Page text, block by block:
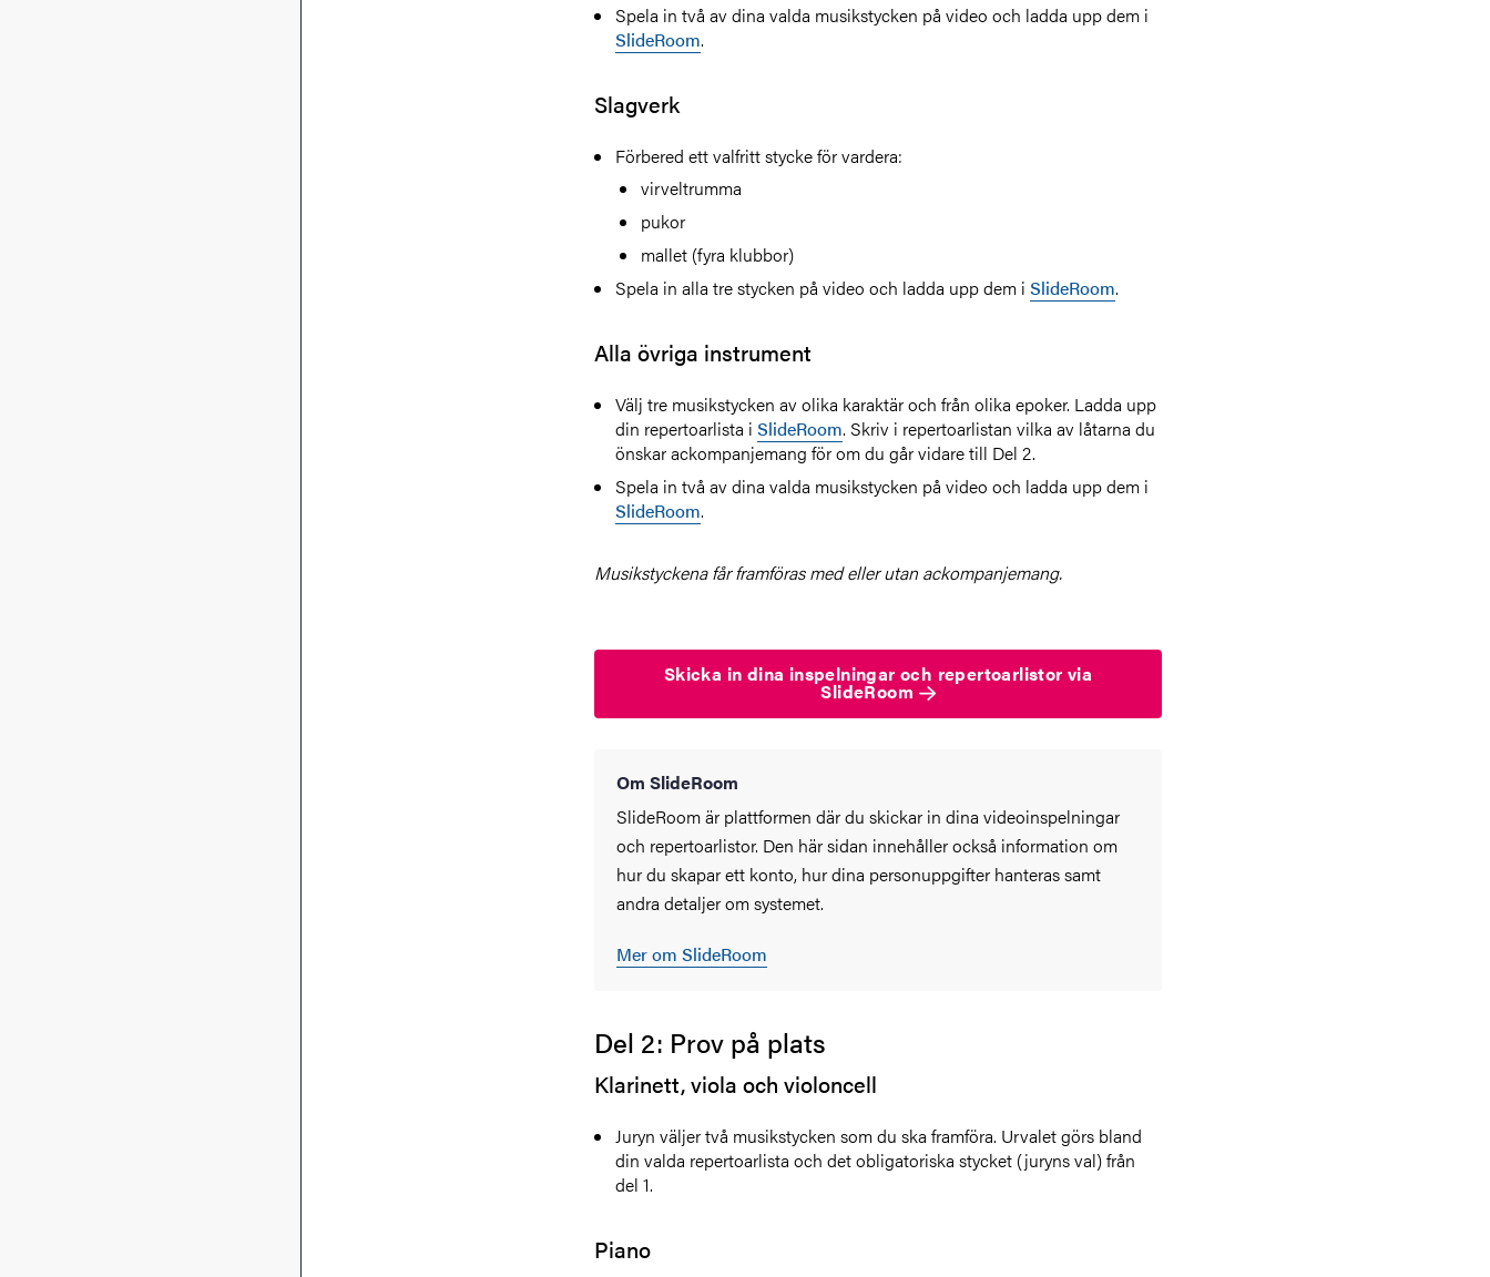
Spela in två av dina valda musikstycken på video och ladda upp dem i
SlideRoom.
Slagverk
Förbered ett valfritt stycke för vardera:
virveltrumma
pukor
mallet (fyra klubbor)
Spela in alla tre stycken på video och ladda upp dem iSlideRoom.
Alla övriga instrument
Välj tre musikstycken av olika karaktär och från olika epoker. Ladda upp
din repertoarlista iSlideRoom. Skriv i repertoarlistan vilka av låtarna du
önskar ackompanjemang för om du går vidare till Del 2.
Spela in två av dina valda musikstycken på video och ladda upp dem i
SlideRoom.
Musikstyckena får framföras med eller utan ackompanjemang.
Skicka in dina inspelningar och repertoarlistor via
SlideRoom
Om SlideRoom
SlideRoom är plattformen där du skickar in dina videoinspelningar
och repertoarlistor. Den här sidan innehåller också information om
hur du skapar ett konto, hur dina personuppgifter hanteras samt
andra detaljer om systemet.
Mer om SlideRoom
Del 2: Prov på plats
Klarinett, viola och violoncell
Juryn väljer två musikstycken som du ska framföra. Urvalet görs bland
din valda repertoarlista och det obligatoriska stycket (juryns val) från
del 1.
Piano